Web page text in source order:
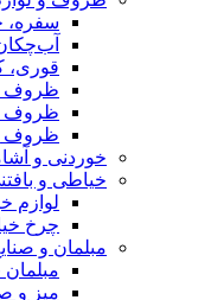
سفره،
قوری،
ظروف
ظروف
ظروف
خوردنی و
خیاطی و
لوازم
چرخ
مبلمان و
میز و